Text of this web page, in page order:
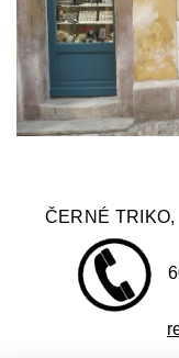
ČERNÉ TRIKO,